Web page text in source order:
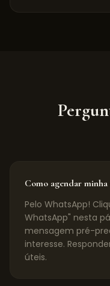
Como agendar minha
Pelo WhatsApp!
WhatsApp" nesta
mensagem pré-
interesse.
úteis.